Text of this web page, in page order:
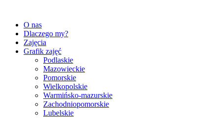
treści
O nas
Dlaczego my?
Zajęcia
Grafik zajęć
Podlaskie
Mazowieckie
Pomorskie
Wielkopolskie
Warmińsko-mazurskie
Zachodniopomorskie
Lubelskie